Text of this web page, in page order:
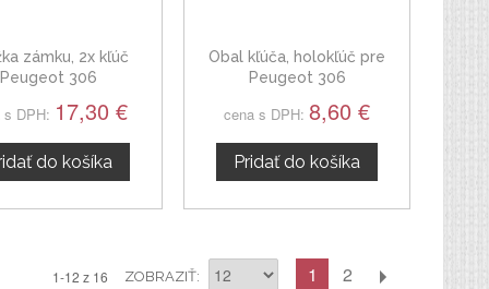
zámku, 2x kľúč
Peugeot 306
s DPH: 17,30 €
do košíka
Obal kľúča, holokľúč pre
Peugeot 306
cena s DPH: 8,60 €
Pridať do košíka
1-12 z 16 ZOBRAZIŤ 1 2